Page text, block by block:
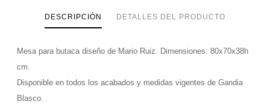
DESCRIPCIÓN DETALLES DEL PRODUCTO
Mesa para butaca diseño de Mario Ruiz. Dimensiones: 80x70x38h
cm.
Disponible en todos los acabados y medidas vigentes de Gandia
Blasco.